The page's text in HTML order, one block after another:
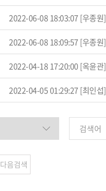
2022-06-08 18:03:07 [우종원]
2022-06-08 18:09:57 [우종원]
2022-04-18 17:20:00 [옥윤관]
2022-04-05 01:29:27 [최인섭]
다음검색